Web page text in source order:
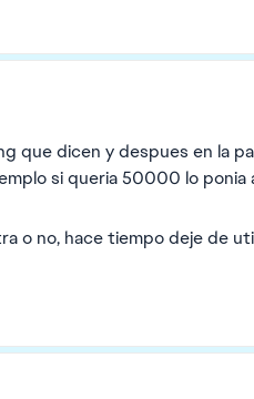
que dicen y despues en la
si queria 50000 lo
o no, hace tiempo deje de